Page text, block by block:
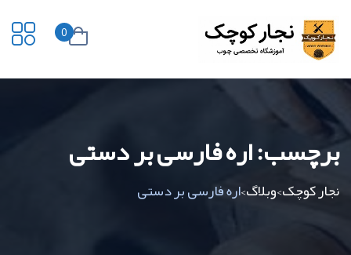
0
برچسب:اره فارسی بر دستی
نجار کوچک>وبلاگ>اره فارسی بر دستی